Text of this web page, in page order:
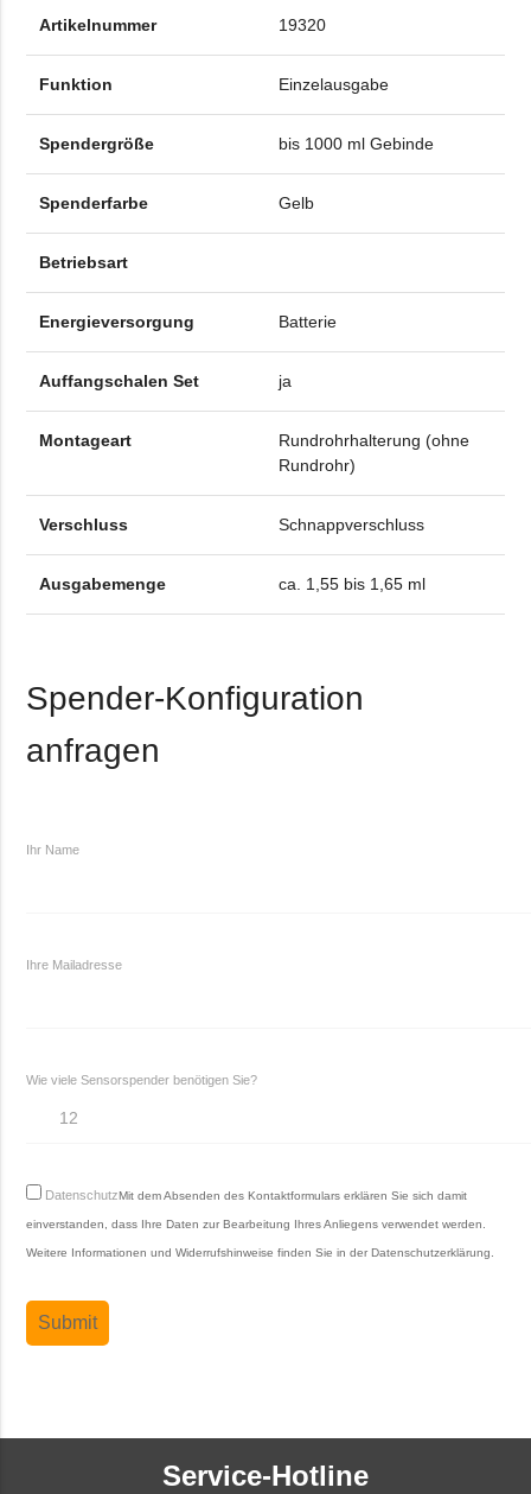
Artikelnummer 19320
Funktion Einzelausgabe
Spendergröße bis 1000 ml Gebinde
Spenderfarbe Gelb
Betriebsart
Energieversorgung Batterie
Auffangschalen Set ja
Montageart
Rundrohrhalterung (ohne
Rundrohr)
Verschluss Schnappverschluss
Ausgabemenge ca. 1,55 bis 1,65 ml
Spender-Konfiguration
anfragen
Ihr Name
Ihre Mailadresse
Wie viele Sensorspender benötigen Sie?
DatenschutzMit dem Absenden des Kontaktformulars erklären Sie sich damit
einverstanden, dass Ihre Daten zur Bearbeitung Ihres Anliegens verwendet werden.
Weitere Informationen und Widerrufshinweise finden Sie in derDatenschutzerklärung
Service-Hotline